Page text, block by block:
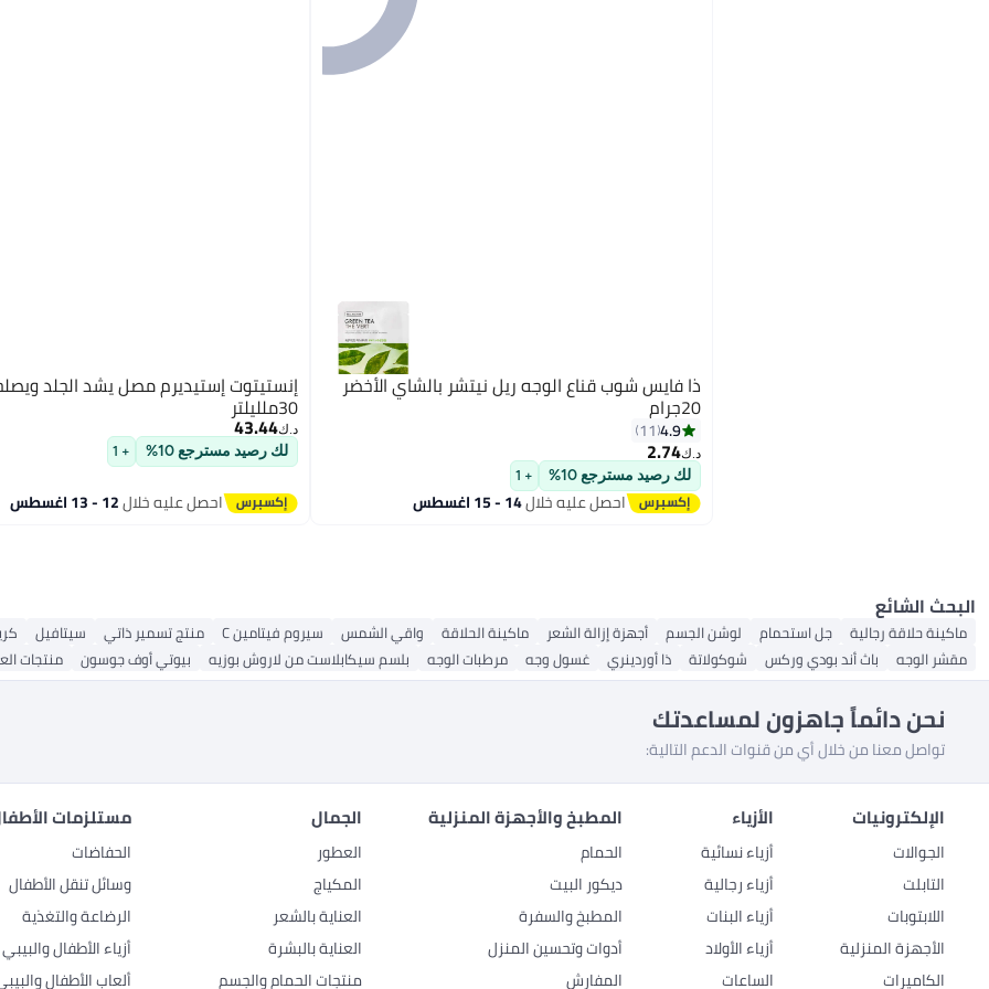
ذا فايس شوب قناع الوجه ريل نيتشر بالشاي الأخضر
20جرام
4.9
11
د.ك‏2.74
لك رصيد مسترجع 10% + 1
احصل عليه خلال14 - 15 اغسطس
إنستيتوت إستيديرم مصل يشد الجلد
30ملليلتر
د.ك‏43.44
لك رصيد مسترجع 10% + 1
احصل عليه خلال12 - 13 اغسطس
البحث الشائع
ماكينة حلاقة رجالية جل استحمام لوشن الجسم أجهزة إزالة الشعر ماكينة الحلاقة واقي الشمس سيروم فيتامين C منتج تسمير ذاتي سيتافيل
مقشر الوجه
باث أند بودي وركس شوكولاتة ذا أوردينري غسول وجه مرطبات الوجه بلسم سيكابلاست من لاروش بوزيه بيوتي أوف جوسون منتجات
نحن دائماً جاهزون لمساعدتك
تواصل معنا من خلال أي من قنوات الدعم التالية:
الإلكترونيات
الجوالات
التابلت
اللابتوبات
الأجهزة المنزلية
الكاميرات
الأزياء
أزياء نسائية
أزياء رجالية
أزياء البنات
أزياء الأولاد
الساعات
المطبخ والأجهزة المنزلية
الحمام
ديكور البيت
المطبخ والسفرة
أدوات وتحسين المنزل
المفارش
الجمال
العطور
المكياج
العناية بالشعر
العناية بالبشرة
منتجات الحمام والجسم
مستلزمات
الحفاضات
وسائل تنقل الأطفال
الرضاعة والتغذية
أزياء الأطفال والبيبي
ألعاب الأطفال